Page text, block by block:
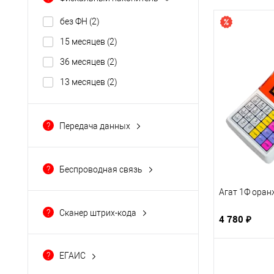
без ФН (2)
15 месяцев (2)
36 месяцев (2)
13 месяцев (2)
?
Передача данных
?
Беспроводная связь
?
Сканер штрих-кода
?
ЕГАИС
Агат 1Ф
4 780 ₽